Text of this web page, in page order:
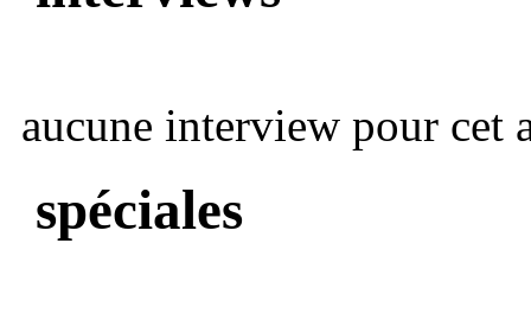
aucune interview pour cet
spéciales